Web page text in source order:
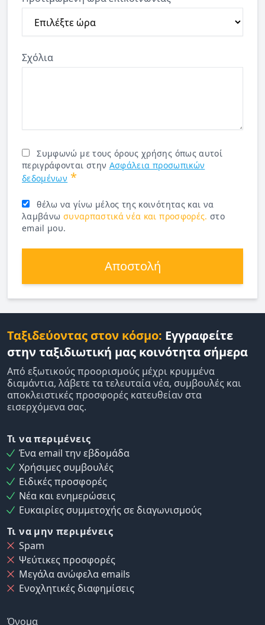
Σχόλια
Συμφωνώ με τους όρους χρήσης όπως αυτοί
περιγράφονται στην Ασφάλεια προσωπικών
δεδομένων *
θέλω να γίνω μέλος της κοινότητας και να
λαμβάνω συναρπαστικά νέα και προσφορές. στο
email μου.
Αποστολή
Ταξιδεύοντας στον κόσμο: Εγγραφείτε
στην ταξιδιωτική μας κοινότητα σήμερα
Από εξωτικούς προορισμούς μέχρι κρυμμένα
διαμάντια, λάβετε τα τελευταία νέα, συμβουλές και
αποκλειστικές προσφορές κατευθείαν στα
εισερχόμενα σας.
Τι να περιμένεις
Ένα email την εβδομάδα
Χρήσιμες συμβουλές
Ειδικές προσφορές
Νέα και ενημερώσεις
Ευκαιρίες συμμετοχής σε διαγωνισμούς
Τι να μην περιμένεις
Spam
Ψεύτικες προσφορές
Μεγάλα ανώφελα emails
Ενοχλητικές διαφημίσεις
Όνομα